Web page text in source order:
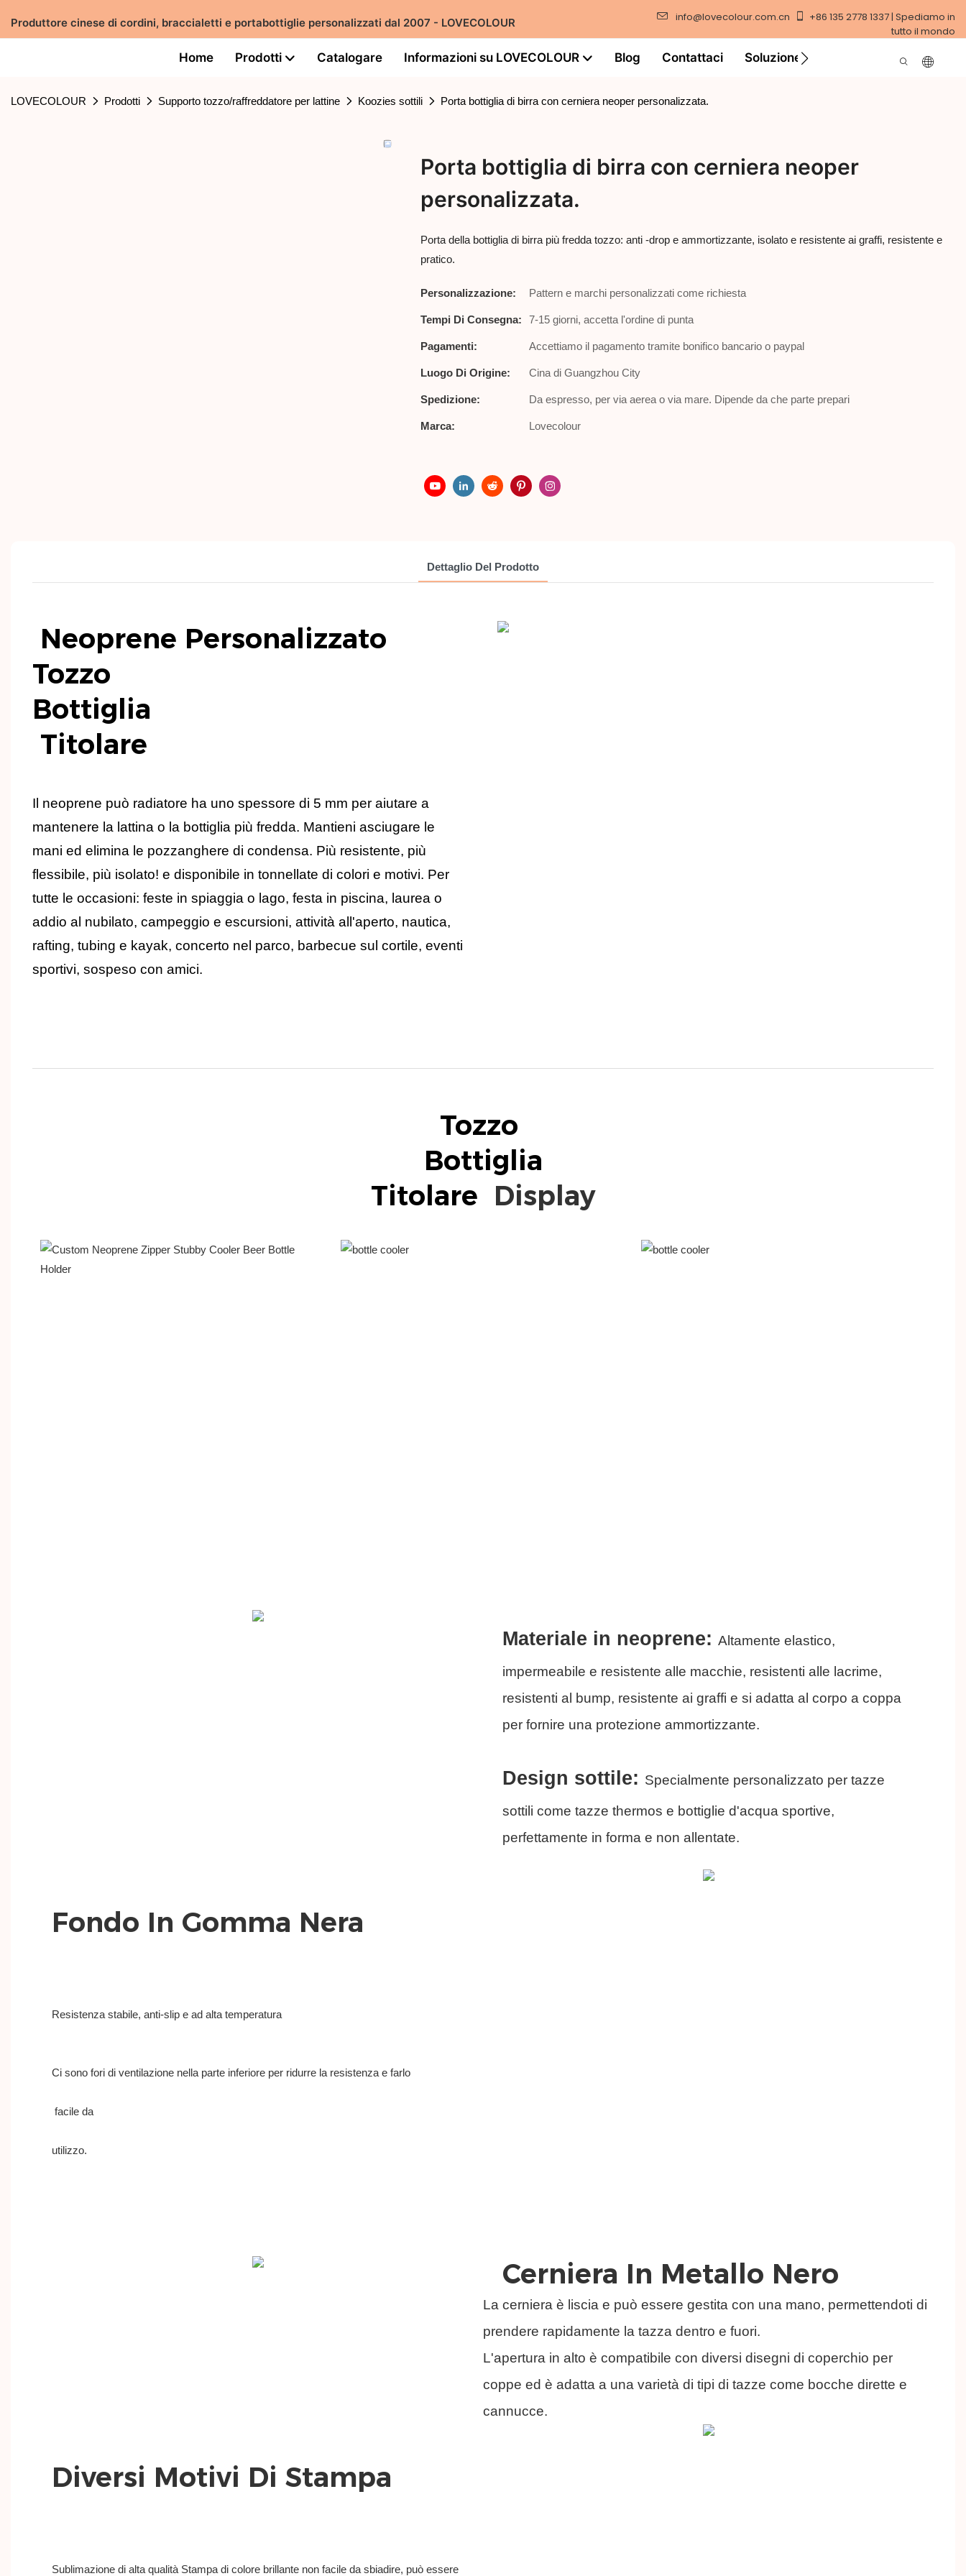
Produttore cinese di cordini, braccialetti e portabottiglie personalizzati dal 2007 - LOVECOLOUR info@lovecolour.com.cn
+86 135 2778 1337 | Spediamo in
tutto il mondo
Home Prodotti Catalogare Informazioni su LOVECOLOUR Blog Contattaci Soluzione
LOVECOLOUR Prodotti Supporto tozzo/raffreddatore per lattine Koozies sottili Porta bottiglia di birra con cerniera neoper personalizzata.
Porta bottiglia di birra con cerniera neoper
personalizzata.
Porta della bottiglia di birra più fredda tozzo: anti -drop e ammortizzante, isolato e resistente ai graffi, resistente e
pratico.
Personalizzazione: Pattern e marchi personalizzati come richiesta
Tempi Di Consegna: 7-15 giorni, accetta l'ordine di punta
Pagamenti: Accettiamo il pagamento tramite bonifico bancario o paypal
Luogo Di Origine: Cina di Guangzhou City
Spedizione: Da espresso, per via aerea o via mare. Dipende da che parte prepari
Marca: Lovecolour
Dettaglio Del Prodotto
Neoprene Personalizzato
Tozzo
Titolare
Il neoprene può radiatore ha uno spessore di 5 mm per aiutare a
mantenere la lattina o la bottiglia più fredda. Mantieni asciugare le
mani ed elimina le pozzanghere di condensa. Più resistente, più
flessibile, più isolato! e disponibile in tonnellate di colori e motivi. Per
tutte le occasioni: feste in spiaggia o lago, festa in piscina, laurea o
addio al nubilato, campeggio e escursioni, attività all'aperto, nautica,
rafting, tubing e kayak, concerto nel parco, barbecue sul cortile, eventi
sportivi, sospeso con amici.
Tozzo
Titolare Display
Materiale in neoprene: Altamente elastico,
impermeabile e resistente alle macchie, resistenti alle lacrime,
resistenti al bump, resistente ai graffi e si adatta al corpo a coppa
per fornire una protezione ammortizzante.
Design sottile: Specialmente personalizzato per tazze
sottili come tazze thermos e bottiglie d'acqua sportive,
perfettamente in forma e non allentate.
Resistenza stabile, anti-slip e ad alta temperatura
Ci sono fori di ventilazione nella parte inferiore per ridurre la resistenza e farlo
Cerniera In Metallo Nero
La cerniera è liscia e può essere gestita con una mano, permettendoti di
prendere rapidamente la tazza dentro e fuori.
L'apertura in alto è compatibile con diversi disegni di coperchio per
coppe ed è adatta a una varietà di tipi di tazze come bocche dirette e
cannucce.